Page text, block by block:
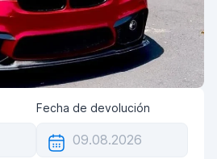
Fecha de devolución